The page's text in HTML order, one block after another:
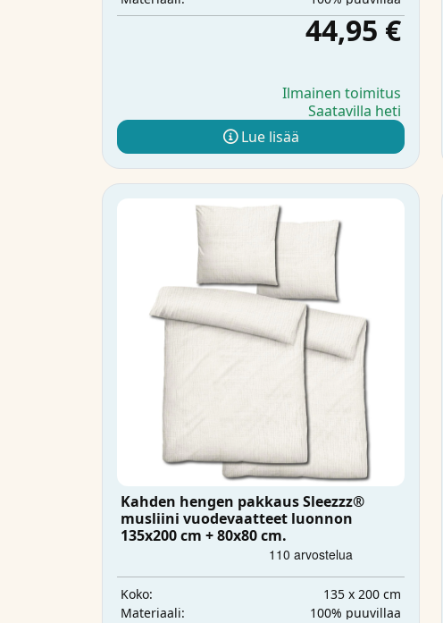
44,95 €
Ilmainen toimitus
Saatavilla heti
Lue lisää
Kahden hengen pakkaus Sleezzz®
musliini vuodevaatteet luonnon
135x200 cm + 80x80 cm.
Koko:
135 x 200 cm
Materiaali:
100% puuvillaa